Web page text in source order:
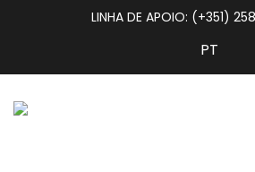
LINHA DE APOIO: (+351)